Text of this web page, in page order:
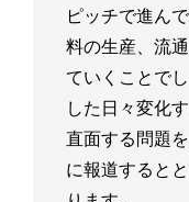
ピッチで進ん
料の生産、流
ていくことで
した日々変化
直面する問題
に報道すると